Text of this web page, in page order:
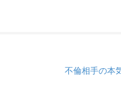
不倫相手の本